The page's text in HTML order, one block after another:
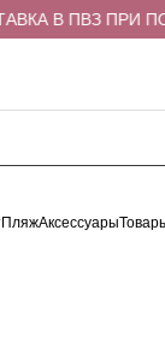
В ПВЗ ПРИ
ПляжАксессуары